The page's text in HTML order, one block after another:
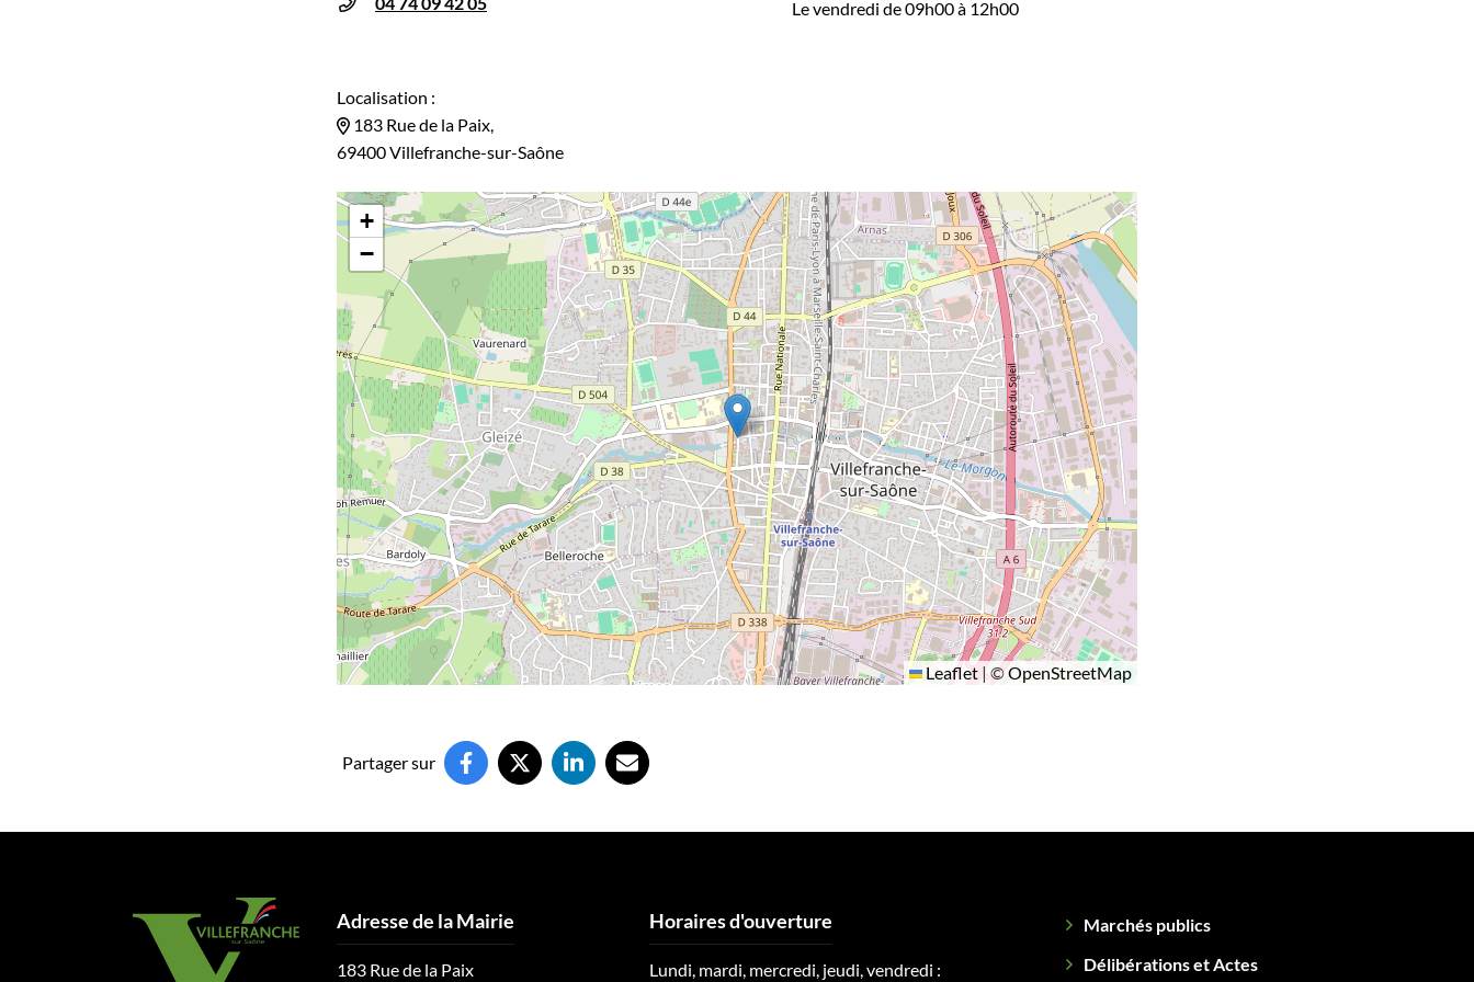
Le vendredi de 09h00 à 12h00
Localisation :
183 Rue de la Paix,
69400 Villefranche-sur-Saône
+
−
Leaflet |©OpenStreetMap
Partager sur
Adresse de la Mairie
183 Rue de la Paix
Horaires d'ouverture
Lundi, mardi, mercredi, jeudi, vendredi :
Marchés publics
Délibérations et Actes